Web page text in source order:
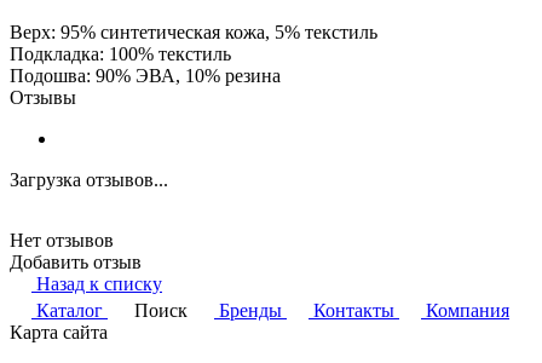
Верх: 95% синтетическая кожа, 5% текстиль
Подкладка: 100% текстиль
Подошва: 90% ЭВА, 10% резина
Отзывы
Загрузка отзывов...
Нет отзывов
Добавить отзыв
Назад к списку
Каталог
Поиск Бренды Контакты
Компания
Карта сайта